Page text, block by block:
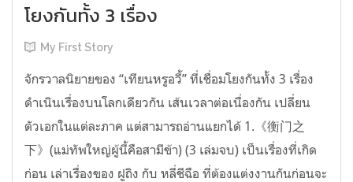
โยงกันทั้ง 3 เรื่อง
My First Story
จักรวาลนิยายของ “เทียนหรูอวี้” ที่เชื่อมโยงกันทั้ง 3 เรื่อง
ดำเนินเรื่องบนโลกเดียวกัน เส้นเวลาต่อเนื่องกัน เปลี่ยน
ตัวเอกในแต่ละภาค แต่สามารถอ่านแยกได้ 1.《衡门之
下》(แม่ทัพใหญ่ผู้นี้คือสามีข้า) (3 เล่มจบ) เป็นเรื่องที่เกิด
ก่อน เล่าเรื่องของ ฝูถิง กับ หลี่ชีฉือ ที่ต้องแต่งงานกันก่อนจะ